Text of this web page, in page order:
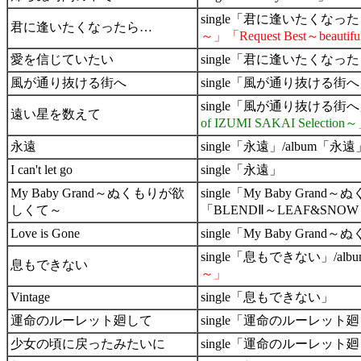
君に逢いたくなったら…
single「君に逢いたくなっ
～」「Request Best～
愛を信じていたい
single「君に逢いたくなっ
風が通り抜ける街へ
single「風が通り抜ける街
遠い星を数えて
single「風が通り抜ける街
of IZUMI SAKAI Selection～
永遠
single「永遠」/album「永遠
I can't let go
single「永遠」
My Baby Grand～ぬくもりが欲
しくて～
single「My Baby Grand～
「BLENDⅡ～
Love is Gone
single「My Baby Grand～
息もできない
single「息もできない」/
～」
Vintage
single「息もできない」
運命のルーレット廻して
single「運命のルーレット
少女の頃に戻ったみたいに
single「運命のルーレット